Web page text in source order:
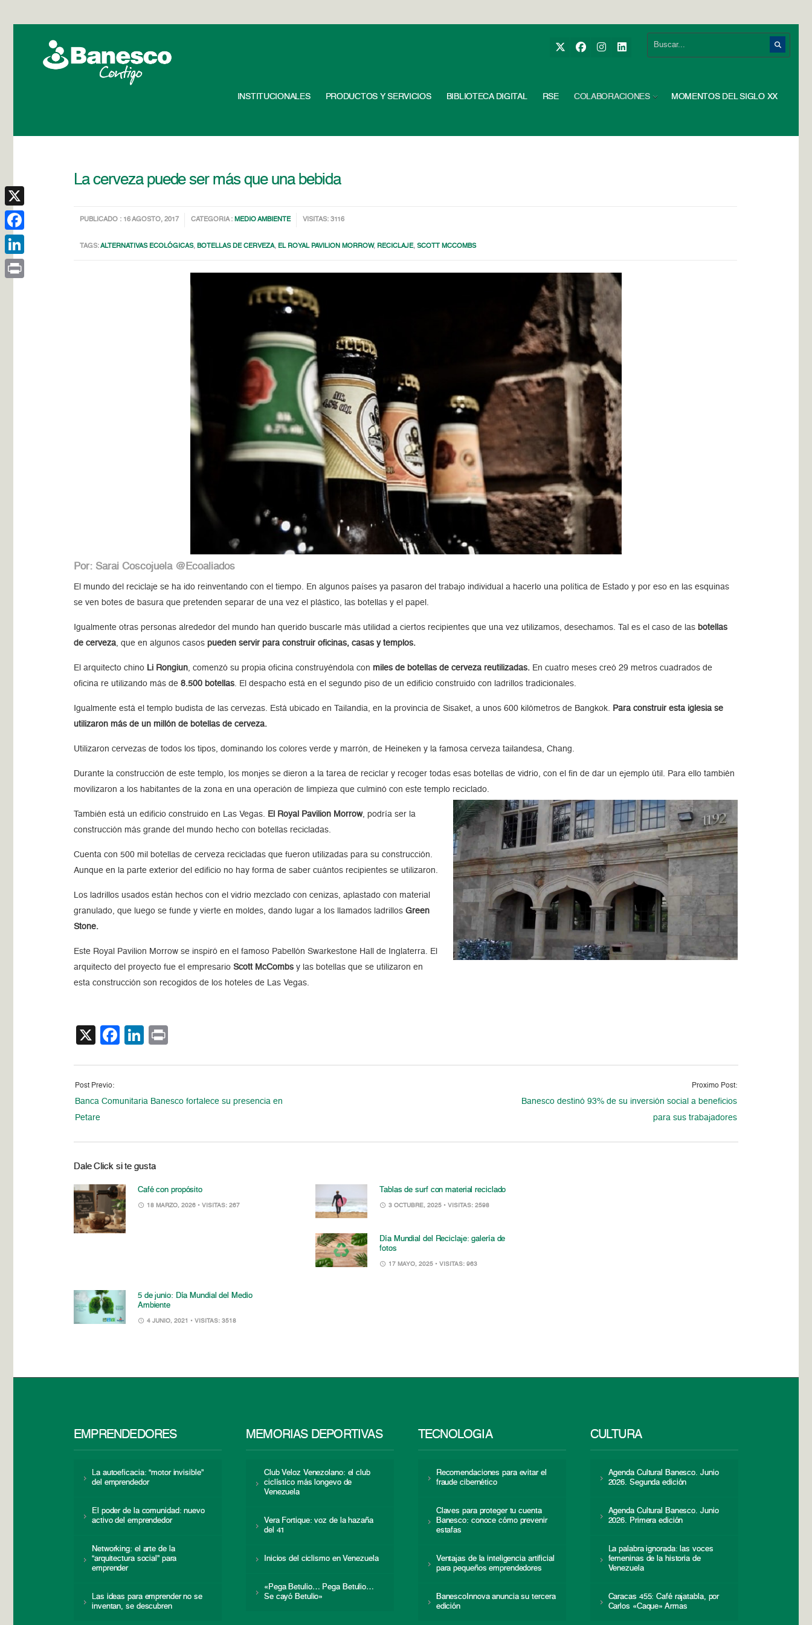
INSTITUCIONALES PRODUCTOS Y SERVICIOS BIBLIOTECA DIGITAL RSE COLABORACIONES MOMENTOS DEL SIGLO XX
La cerveza puede ser más que una bebida
PUBLICADO : 16 AGOSTO, 2017 CATEGORIA : MEDIO AMBIENTE VISITAS: 3116
TAGS:ALTERNATIVAS ECOLÓGICAS, BOTELLAS DE CERVEZA, EL ROYAL PAVILION MORROW, RECICLAJE,SCOTT MCCOMBS
Por: Sarai Coscojuela @Ecoaliados
El mundo del reciclaje se ha ido reinventando con el tiempo. En algunos países ya pasaron del trabajo individual a hacerlo una política de Estado y por eso en las esquinas
se ven botes de basura que pretenden separar de una vez el plástico, las botellas y el papel.
Igualmente otras personas alrededor del mundo han querido buscarle más utilidad a ciertos recipientes que una vez utilizamos, desechamos. Tal es el caso de las botellas
de cerveza , que en algunos casospueden servir para construir oficinas, casas y templos.
El arquitecto chino Li Rongiun , comenzó su propia oficina construyéndola con miles de botellas de cerveza reutilizadas. En cuatro meses creó 29 metros cuadrados de
oficina re utilizando más de8.500 botellas . El despacho está en el segundo piso de un edificio construido con ladrillos tradicionales.
Igualmente está el templo budista de las cervezas. Está ubicado en Tailandia, en la provincia de Sisaket, a unos 600 kilómetros de Bangkok.
Para construir esta iglesia se
utilizaron más de un millón de botellas de cerveza.
Utilizaron cervezas de todos los tipos, dominando los colores verde y marrón, de Heineken y la famosa cerveza tailandesa, Chang.
Durante la construcción de este templo, los monjes se dieron a la tarea de reciclar y recoger todas esas botellas de vidrio, con el fin de dar un ejemplo útil. Para ello también
movilizaron a los habitantes de la zona en una operación de limpieza que culminó con este templo reciclado.
También está un edificio construido en Las Vegas. El Royal Pavilion Morrow, podría ser la
construcción más grande del mundo hecho con botellas recicladas.
Cuenta con 500 mil botellas de cerveza recicladas que fueron utilizadas para su construcción.
Aunque en la parte exterior del edificio no hay forma de saber cuántos recipientes se utilizaron.
Los ladrillos usados están hechos con el vidrio mezclado con cenizas, aplastado con material
granulado, que luego se funde y vierte en moldes, dando lugar a los llamados ladrillosGreen
Stone.
Este Royal Pavilion Morrow se inspiró en el famoso Pabellón Swarkestone Hall de Inglaterra. El
arquitecto del proyecto fue el empresario Scott McCombs y las botellas que se utilizaron en
esta construcción son recogidos de los hoteles de Las Vegas.
X Facebook
LinkedIn
Post Previo:
Banca Comunitaria Banesco fortalece su presencia en
Petare
Proximo Post:
Banesco destinó 93% de su inversión social a beneficios
para sus trabajadores
Dale Click si te gusta
Café con propósito
18 MARZO, 2026 • VISITAS: 267
Tablas de surf con material reciclado
3 OCTUBRE, 2025 • VISITAS: 2598
Día Mundial del Reciclaje: galería de
fotos
17 MAYO, 2025 • VISITAS: 963
5 de junio: Día Mundial del Medio
Ambiente
4 JUNIO, 2021 • VISITAS: 3518
EMPRENDEDORES
La autoeficacia: “motor invisible”
del emprendedor
El poder de la comunidad: nuevo
activo del emprendedor
Networking: el arte de la
“arquitectura social” para
emprender
Las ideas para emprender no se
inventan, se descubren
MEMORIAS DEPORTIVAS
Club Veloz Venezolano: el club
ciclístico más longevo de
Venezuela
Vera Fortique: voz de la hazaña
del 41
Inicios del ciclismo en Venezuela
«Pega Betulio… Pega Betulio…
Se cayó Betulio»
TECNOLOGÍA
Recomendaciones para evitar el
fraude cibernético
Claves para proteger tu cuenta
Banesco: conoce cómo prevenir
estafas
Ventajas de la inteligencia artificial
para pequeños emprendedores
BanescoInnova anuncia su tercera
edición
CULTURA
Agenda Cultural Banesco. Junio
2026. Segunda edición
Agenda Cultural Banesco. Junio
2026. Primera edición
La palabra ignorada: las voces
femeninas de la historia de
Venezuela
Caracas 455: Café rajatabla, por
Carlos «Caque» Armas
X
Facebook
LinkedIn